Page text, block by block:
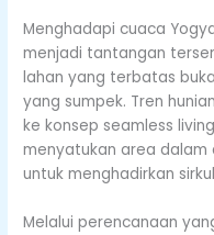
Menghadapi cuaca
menjadi tantangan
lahan yang terbatas
yang sumpek. Tren
ke konsep seamless
menyatukan area dalam
untuk menghadirkan
Melalui perencanaan